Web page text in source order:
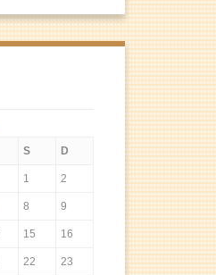
S D
1 2
8 9
15 16
22 23